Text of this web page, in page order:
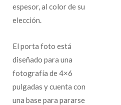
espesor, al color de su
elección.
El porta foto está
diseñado para una
fotografía de 4×6
pulgadas y cuenta con
una base para pararse